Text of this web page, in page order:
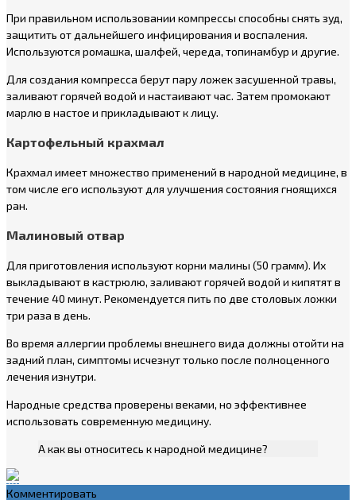
При правильном использовании компрессы способны снять зуд,
защитить от дальнейшего инфицирования и воспаления.
Используются ромашка, шалфей, череда, топинамбур и другие.
Для создания компресса берут пару ложек засушенной травы,
заливают горячей водой и настаивают час. Затем промокают
марлю в настое и прикладывают к лицу.
Картофельный крахмал
Крахмал имеет множество применений в народной медицине, в
том числе его используют для улучшения состояния гноящихся
ран.
Малиновый отвар
Для приготовления используют корни малины (50 грамм). Их
выкладывают в кастрюлю, заливают горячей водой и кипятят в
течение 40 минут. Рекомендуется пить по две столовых ложки
три раза в день.
Во время аллергии проблемы внешнего вида должны отойти на
задний план, симптомы исчезнут только после полноценного
лечения изнутри.
Народные средства проверены веками, но эффективнее
использовать современную медицину.
А как вы относитесь к народной медицине?
Комментировать